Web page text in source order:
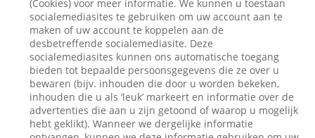
(Cookies) voor meer informatie. We kunnen u toestaan
socialemediasites te gebruiken om uw account aan te
maken of uw account te koppelen aan de
desbetreffende socialemediasite. Deze
socialemediasites kunnen ons automatische toegang
bieden tot bepaalde persoonsgegevens die ze over u
bewaren (bijv. inhouden die door u worden bekeken,
inhouden die u als ‘leuk’ markeert en informatie over de
advertenties die aan u zijn getoond of waarop u mogelijk
hebt geklikt). Wanneer we dergelijke informatie